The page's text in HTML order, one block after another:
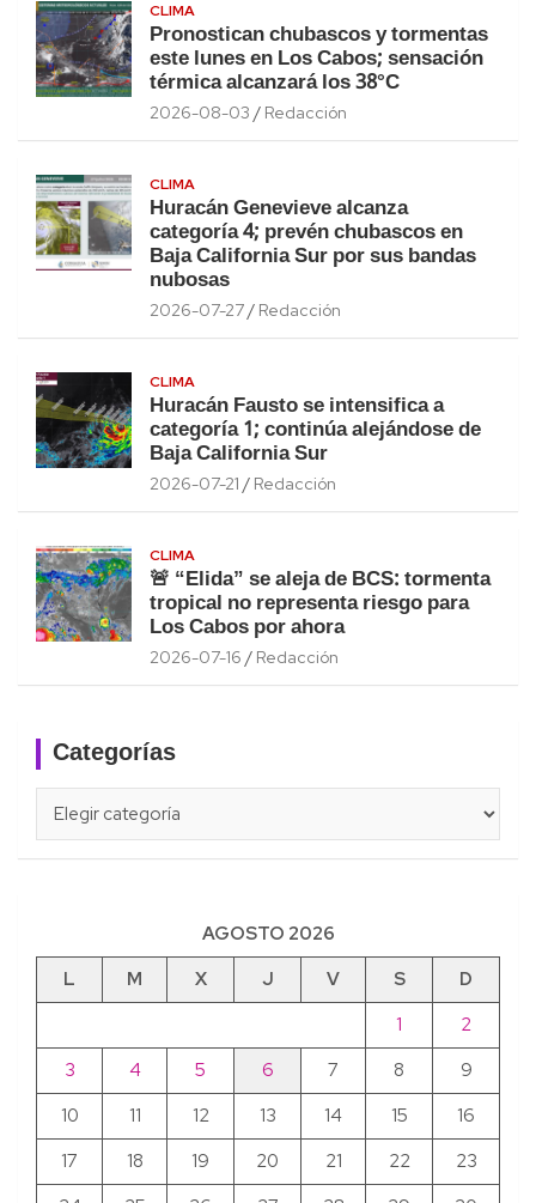
CLIMA
Pronostican chubascos y tormentas
este lunes en Los Cabos; sensación
térmica alcanzará los 38°C
2026-08-03 Redacción
CLIMA
Huracán Genevieve alcanza
categoría 4; prevén chubascos en
Baja California Sur por sus bandas
nubosas
2026-07-27 Redacción
CLIMA
Huracán Fausto se intensifica a
categoría 1; continúa alejándose de
Baja California Sur
2026-07-21 Redacción
CLIMA
🚨 “Elida” se aleja de BCS: tormenta
tropical no representa riesgo para
Los Cabos por ahora
2026-07-16 Redacción
Categorías
AGOSTO 2026
L
M X J V S
D
1
2
3
4 5 6 7 8
9
10
11 12 13 14 15
16
17
18 19 20 21 22
23